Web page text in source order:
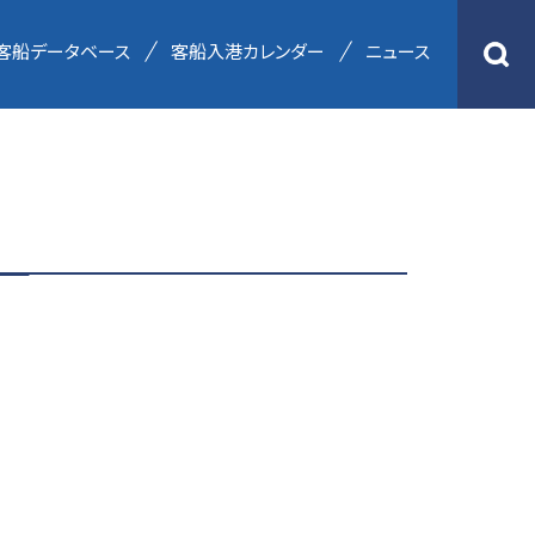
船データベース 客船入港カレンダー ニュース